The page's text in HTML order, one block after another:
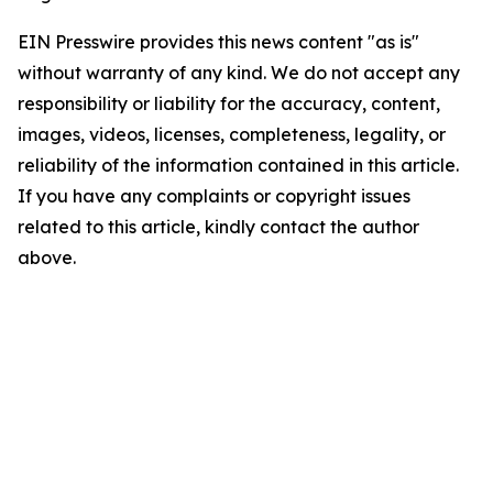
EIN Presswire provides this news content "as is"
without warranty of any kind. We do not accept any
responsibility or liability for the accuracy, content,
images, videos, licenses, completeness, legality, or
reliability of the information contained in this article.
If you have any complaints or copyright issues
related to this article, kindly contact the author
above.